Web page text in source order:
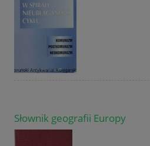
Słownik geografii Europy